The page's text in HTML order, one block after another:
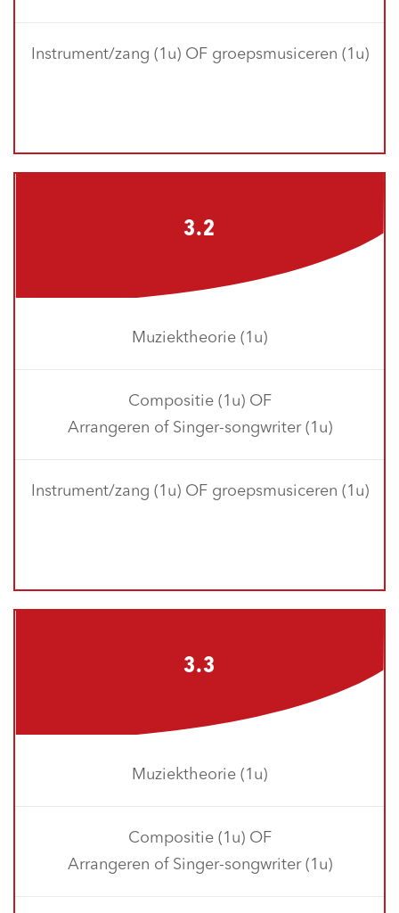
Instrument/zang (1u) OF groepsmusiceren (1u)
3.2
Muziektheorie (1u)
Compositie (1u) OF
Arrangeren of Singer-songwriter (1u)
Instrument/zang (1u) OF groepsmusiceren (1u)
3.3
Muziektheorie (1u)
Compositie (1u) OF
Arrangeren of Singer-songwriter (1u)